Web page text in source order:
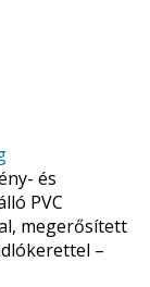
és
PVC
megerősített
–